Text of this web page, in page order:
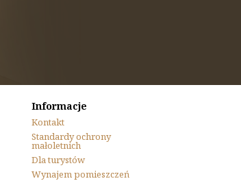
Informacje
Kontakt
Standardy ochrony
małoletnich
Dla turystów
Wynajem pomieszczeń